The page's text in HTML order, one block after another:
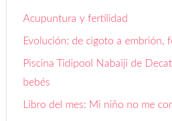
Acupuntura y fertilidad
Evolución: de cigoto a embrión,
Piscina Tidipool Nabaiji de
bebés
Libro del mes: Mi niño no me